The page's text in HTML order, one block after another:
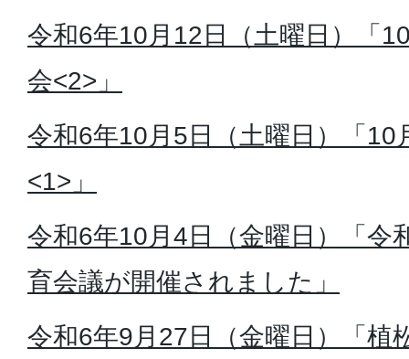
令和6年10月12日（土曜日）「
会<2>」
令和6年10月5日（土曜日）「10
<1>」
令和6年10月4日（金曜日）「令
育会議が開催されました」
令和6年9月27日（金曜日）「植